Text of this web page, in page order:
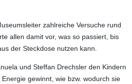
zahlreiche Versuche rund
allen damit vor, was so passiert, bis
der Steckdose nutzen kann.
und Steffan Drechsler den Kindern
gewinnt, wie bzw. wodurch sie